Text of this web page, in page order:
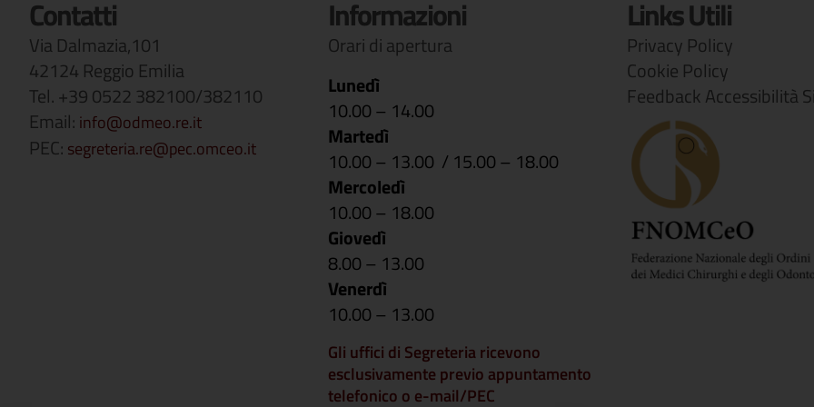
Contatti
Via Dalmazia,101
42124 Reggio Emilia
Tel. +39 0522 382100/382110
Email: info@odmeo.re.it
PEC: segreteria.re@pec.omceo.it
Informazioni
Orari di apertura
Lunedì
10.00 – 14.00
Martedì
10.00 – 13.00 / 15.00 – 18.00
Mercoledì
10.00 – 18.00
Giovedì
8.00 – 13.00
Venerdì
10.00 – 13.00
Gli uffici di Segreteria ricevono
esclusivamente previo appuntamento
telefonico o e-mail/PEC
Links Utili
Privacy Policy
Cookie Policy
Feedback Accessibilità